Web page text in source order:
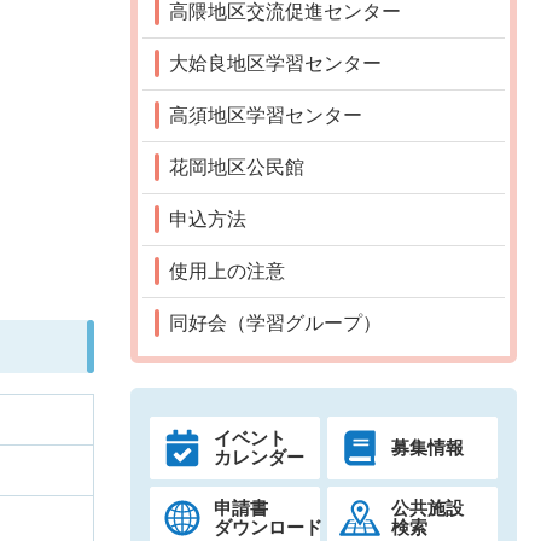
高隈地区交流促進センター
大姶良地区学習センター
高須地区学習センター
花岡地区公民館
申込方法
使用上の注意
同好会（学習グループ）
イベント
カレンダー
募集情報
申請書
ダウンロード
公共施設
検索